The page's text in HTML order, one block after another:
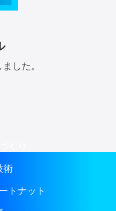
した。
術
トナット